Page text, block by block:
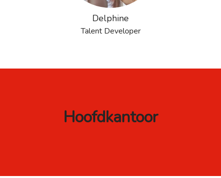
Delphine
Talent Developer
Hoofdkantoor